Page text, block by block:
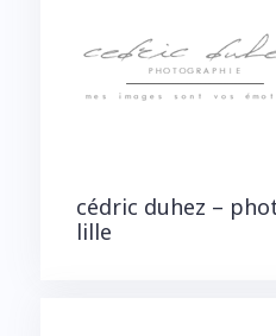
cédric duhez –
lille